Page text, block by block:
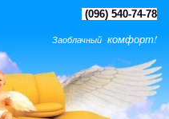
(096) 540-74-78
Заоблачный комфорт!